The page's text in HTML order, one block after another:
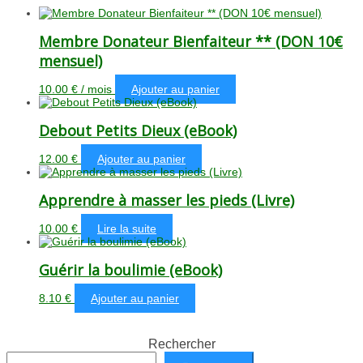
Membre Donateur Bienfaiteur ** (DON 10€
mensuel)
10.00 € / mois Ajouter au panier
Debout Petits Dieux (eBook)
12.00 € Ajouter au panier
Apprendre à masser les pieds (Livre)
10.00 € Lire la suite
Guérir la boulimie (eBook)
8.10 € Ajouter au panier
Rechercher